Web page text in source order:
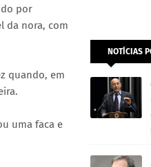
por
da nora, com
quando, em
uma faca e
NOTÍCIAS